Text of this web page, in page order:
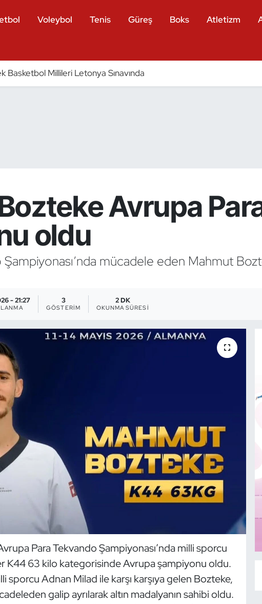
Voleybol Tenis Güreş Boks Atletizm
Basketbol Millileri Letonya Sınavında
Avrupa
oldu
Şampiyonası’nda mücadele eden Mahmut
- 21:27 3
GÖSTERIM
2 DK
OKUNMA SÜRESI
Para Tekvando Şampiyonası’nda milli sporcu
K44 63 kilo kategorisinde Avrupa şampiyonu oldu.
sporcu Adnan Milad ile karşı karşıya gelen Bozteke,
galip ayrılarak altın madalyanın sahibi oldu.